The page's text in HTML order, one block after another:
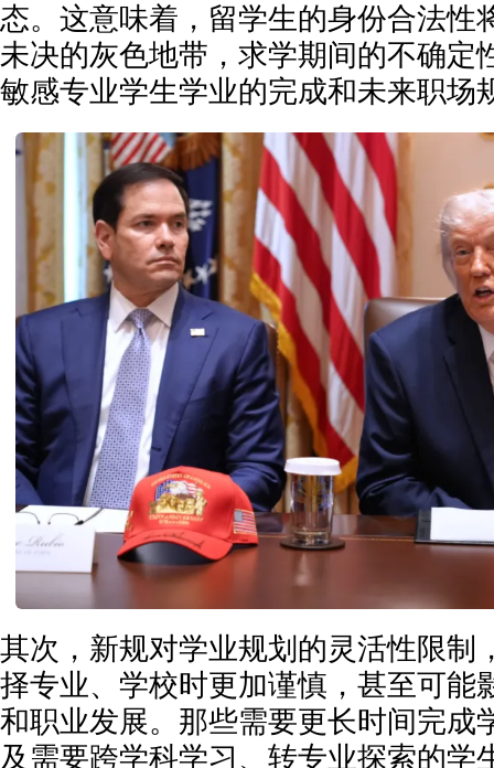
态。这意味着，留学生的身份合法性
未决的灰色地带，求学期间的不确定
敏感专业学生学业的完成和未来职场
其次，新规对学业规划的灵活性限制
择专业、学校时更加谨慎，甚至可能
和职业发展。那些需要更长时间完成
及需要跨学科学习、转专业探索的学